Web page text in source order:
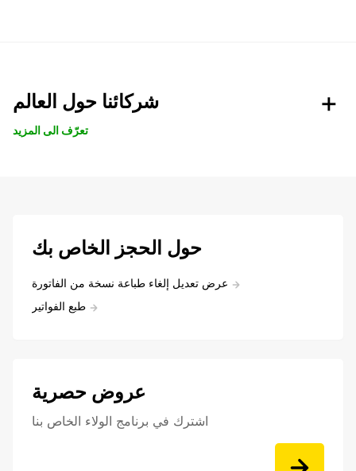
شركائنا حول العالم
تعرّف الى المزيد
حول الحجز الخاص بك
عرض تعديل إلغاء طباعة نسخة من الفاتورة
طبع الفواتير
عروض حصرية
اشترك في برنامج الولاء الخاص بنا